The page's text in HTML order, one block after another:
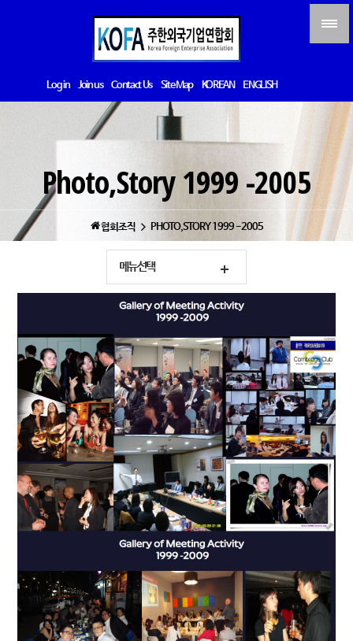
Log in Join us Contact Us Site Map KOREAN ENGLISH
Photo,Story 1999 -2005
협회조직 PHOTO,STORY 1999 -2005
메뉴선택